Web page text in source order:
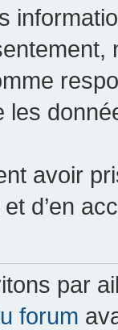
les
avoir
d’en
par
forum